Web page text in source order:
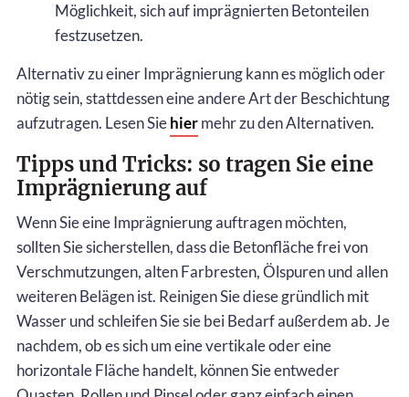
Möglichkeit, sich auf imprägnierten Betonteilen
festzusetzen.
Alternativ zu einer Imprägnierung kann es möglich oder
nötig sein, stattdessen eine andere Art der Beschichtung
aufzutragen. Lesen Siehiermehr zu den Alternativen.
Tipps und Tricks: so tragen Sie eine
Imprägnierung auf
Wenn Sie eine Imprägnierung auftragen möchten,
sollten Sie sicherstellen, dass die Betonfläche frei von
Verschmutzungen, alten Farbresten, Ölspuren und allen
weiteren Belägen ist. Reinigen Sie diese gründlich mit
Wasser und schleifen Sie sie bei Bedarf außerdem ab. Je
nachdem, ob es sich um eine vertikale oder eine
horizontale Fläche handelt, können Sie entweder